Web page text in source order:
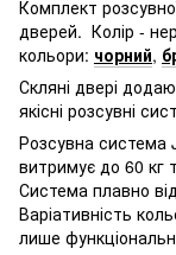
Комплект
дверей. Колір -
кольори: чорний,
Скляні двері
якісні розсувні
Розсувна система
витримує до 60 кг
Система плавно
Варіативність
лише